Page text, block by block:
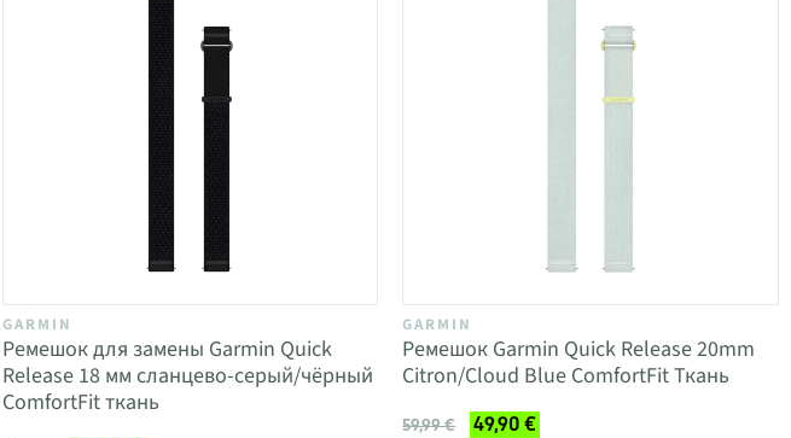
GARMIN
Ремешок для замены Garmin Quick
Release 18 мм сланцево-серый/чёрный
ComfortFit ткань
GARMIN
Ремешок Garmin Quick Release 20mm
Citron/Cloud Blue ComfortFit Ткань
59,99 € 49,90 €